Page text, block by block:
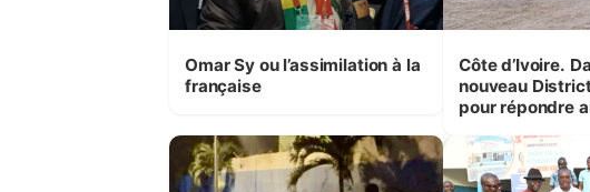
Omar Sy ou l’assimilation à la
française
Côte d’Ivoire.
nouveau
pour répondre
populations